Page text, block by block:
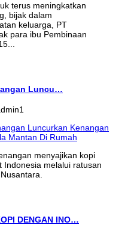
terus meningkatkan
bijak dalam
keluarga, PT
para ibu Pembinaan
Luncu…
menyajikan kopi
Indonesia melalui ratusan
DENGAN INO…